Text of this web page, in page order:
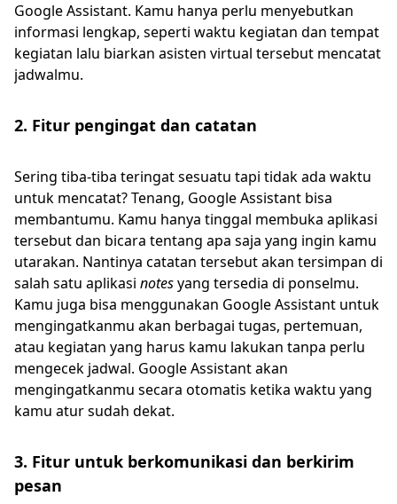
Google Assistant. Kamu hanya perlu menyebutkan
informasi lengkap, seperti waktu kegiatan dan tempat
kegiatan lalu biarkan asisten virtual tersebut mencatat
jadwalmu.
2. Fitur pengingat dan catatan
Sering tiba-tiba teringat sesuatu tapi tidak ada waktu
untuk mencatat? Tenang, Google Assistant bisa
membantumu. Kamu hanya tinggal membuka aplikasi
tersebut dan bicara tentang apa saja yang ingin kamu
utarakan. Nantinya catatan tersebut akan tersimpan di
salah satu aplikasi notesyang tersedia di ponselmu.
Kamu juga bisa menggunakan Google Assistant untuk
mengingatkanmu akan berbagai tugas, pertemuan,
atau kegiatan yang harus kamu lakukan tanpa perlu
mengecek jadwal. Google Assistant akan
mengingatkanmu secara otomatis ketika waktu yang
kamu atur sudah dekat.
3. Fitur untuk berkomunikasi dan berkirim
pesan